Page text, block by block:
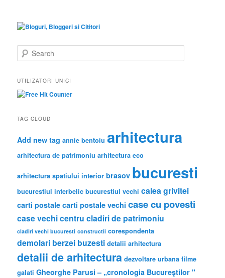
e
r
c
h
UTILIZATORI UNICI
TAG CLOUD
Add new tag annie bentoiu arhitectura
arhitectura de patrimoniu arhitectura eco
arhitectura spatiului interior brasov bucuresti
bucurestiul interbelic bucurestiul vechi calea grivitei
carti postale carti postale vechi case cu povesti
case vechicentru cladiri de patrimoniu
cladiri vechi bucuresti constructii corespondenta
demolari berzei buzesti detalii arhitectura
detalii de arhitectura dezvoltare urbana filme
galati Gheorghe Parusi – „cronologia Bucureştilor "